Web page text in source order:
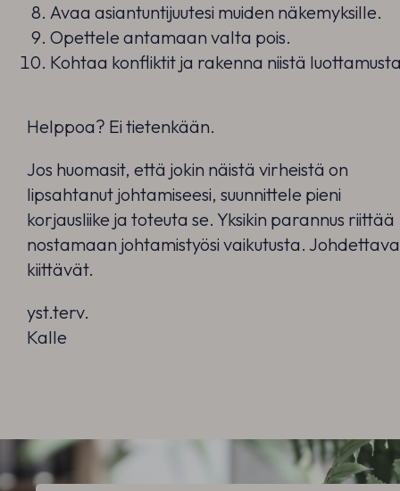
Avaa asiantuntijuutesi muiden näkemyksille.
Opettele antamaan valta pois.
Kohtaa konfliktit ja rakenna niistä
Helppoa? Ei tietenkään.
Jos huomasit, että jokin näistä virheistä on
lipsahtanut johtamiseesi, suunnittele pieni
korjausliike ja toteuta se. Yksikin parannus riittää
nostamaan johtamistyösi vaikutusta.
kiittävät.
yst.terv.
Kalle